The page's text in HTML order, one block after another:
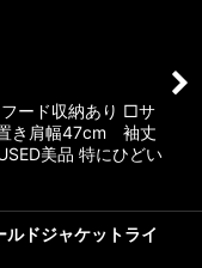
ード収納あり □サ
き肩幅47cm 袖丈
美品 特にひどい
ドジャケットライ